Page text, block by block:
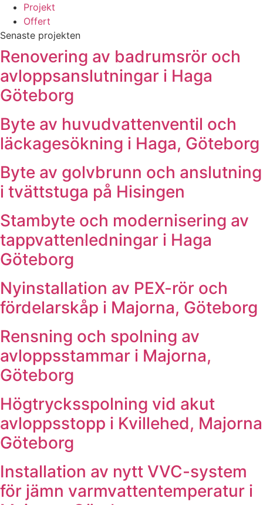
Projekt
Offert
Senaste projekten
Renovering av badrumsrör och
avloppsanslutningar i Haga
Göteborg
Byte av huvudvattenventil och
läckagesökning i Haga, Göteborg
Byte av golvbrunn och anslutning
i tvättstuga på Hisingen
Stambyte och modernisering av
tappvattenledningar i Haga
Göteborg
Nyinstallation av PEX-rör och
fördelarskåp i Majorna, Göteborg
Rensning och spolning av
avloppsstammar i Majorna,
Göteborg
Högtrycksspolning vid akut
avloppsstopp i Kvillehed, Majorna
Göteborg
Installation av nytt VVC-system
för jämn varmvattentemperatur i